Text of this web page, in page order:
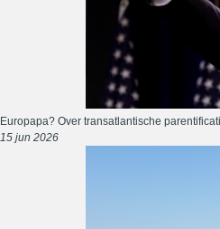
Europapa? Over transatlantische
15 jun 2026